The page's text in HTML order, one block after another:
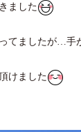
ました
てましたが…手
けました